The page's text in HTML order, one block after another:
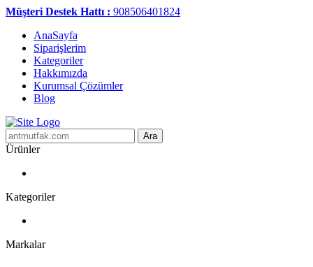
Müşteri Destek Hattı : 908506401824
AnaSayfa
Siparişlerim
Kategoriler
Hakkımızda
Kurumsal Çözümler
Blog
Ara
Ürünler
Kategoriler
Markalar